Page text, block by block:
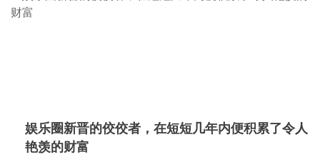
娱乐圈新晋的佼佼者，在短短几年内便积累了令人
艳羡的财富